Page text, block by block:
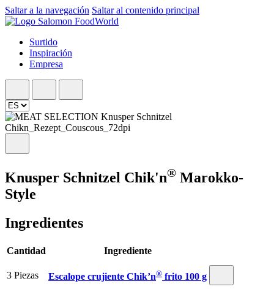
Saltar a la navegación Saltar al contenido principal
Surtido
Inspiración
Empresa
Knusper Schnitzel Chik'n® Marokko-
Style
Ingredientes
Cantidad Ingrediente
3 Piezas Escalope crujiente Chik’n® frito 100 g